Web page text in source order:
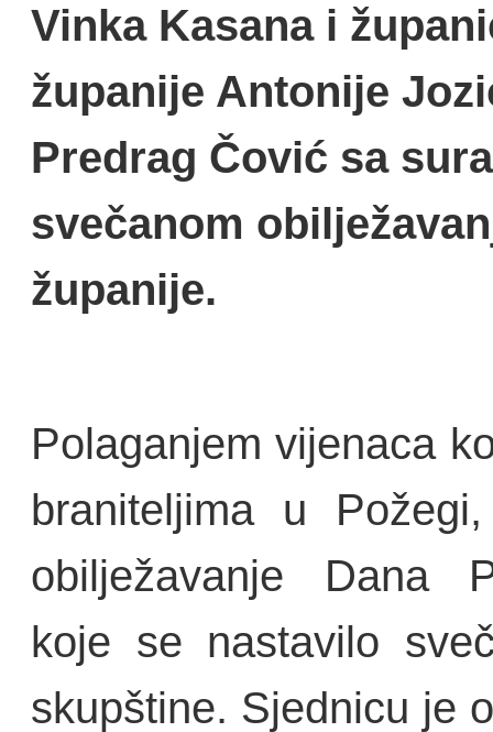
Vinka Kasana i
županije Antonije
Predrag Čović sa
svečanom
županije.
Polaganjem vijenaca
braniteljima u
obilježavanje Dana
koje se nastavilo
skupštine. Sjednicu je